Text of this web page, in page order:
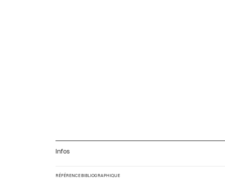
Infos
RÉFÉRENCE BIBLIOGRAPHIQUE